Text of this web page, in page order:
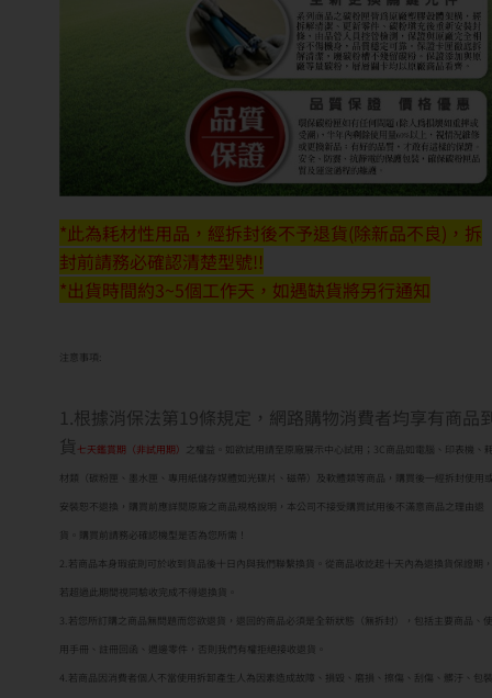
*此為耗材性用品，經拆封後不予退貨(除新品不良)，拆
封前請務必確認清楚型號!!
*出貨時間約3~5個工作天，如遇缺貨將另行通知
注意事項:
1.根據消保法第19條規定，網路購物消費者均享有商品
貨 七天鑑賞期（非試用期）
之權益。如欲試用請至原廠展示中心試用；3C商品如電腦、印表機、
材類（碳粉匣、墨水匣、專用紙儲存媒體如光碟片、磁帶）及軟體類等商品，購買後一經拆封使用
安裝恕不退換，購買前應詳閱原廠之商品規格說明，本公司不接受購買試用後不滿意商品之理由退
貨。購買前請務必確認機型是否為您所需！
2.若商品本身瑕疵則可於收到貨品後十日內與我們聯繫換貨。從商品收訖起十天內為退換貨保證期，
若超過此期間視同驗收完成不得退換貨。
3.若您所訂購之商品無問題而您欲退貨，退回的商品必須是全新狀態（無拆封），包括主要商品、使
用手冊、註冊回函、週邊零件，否則我們有權拒絕接收退貨。
4.若商品因消費者個人不當使用拆卸產生人為因素造成故障、損毀、磨損、擦傷、刮傷、髒汙、包裝